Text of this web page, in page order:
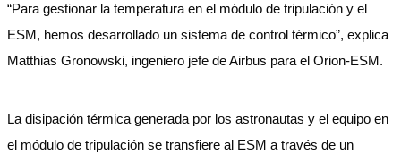
“Para gestionar la temperatura en el módulo de tripulación y el
ESM, hemos desarrollado un sistema de control térmico”, explica
Matthias Gronowski, ingeniero jefe de Airbus para el Orion-ESM.
La disipación térmica generada por los astronautas y el equipo en
el módulo de tripulación se transfiere al ESM a través de un